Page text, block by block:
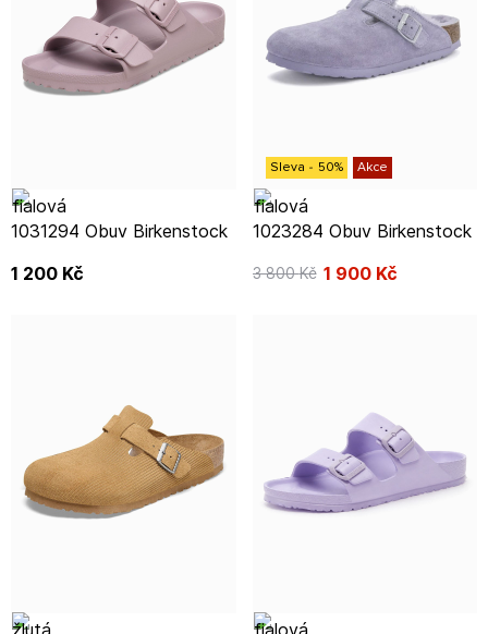
1031294 Obuv Birkenstock
1 200 Kč
Akce
Sleva - 50%
1023284 Obuv Birkenstock
1 900 Kč
3 800Kč